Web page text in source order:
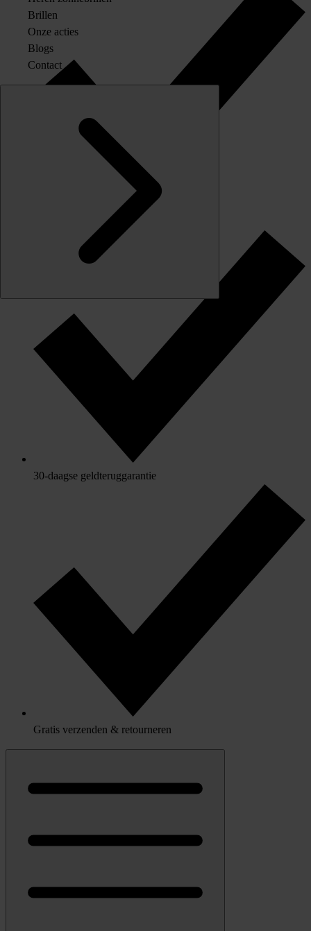
Originele merkglazen op sterkte
30-daagse geldteruggarantie
Gratis verzenden & retourneren
Brillen
Onze acties
Blogs
Contact